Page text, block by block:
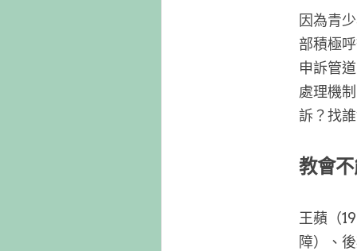
因為青
部積極
申訴管
處理機
訴？找
教會
王蘋（
障）、